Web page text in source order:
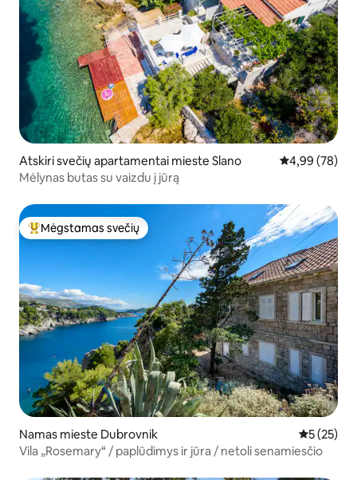
Atskiri svečių apartamentai mieste Slano Vidutinis
4,99 (78)
Mėlynas butas su vaizdu į jūrą
Svečių mėgstamiausias
Mėgstamas svečių
Namas mieste Dubrovnik Vidutinis
5 (25)
Vila „Rosemary“ / paplūdimys ir jūra / netoli senamiesčio